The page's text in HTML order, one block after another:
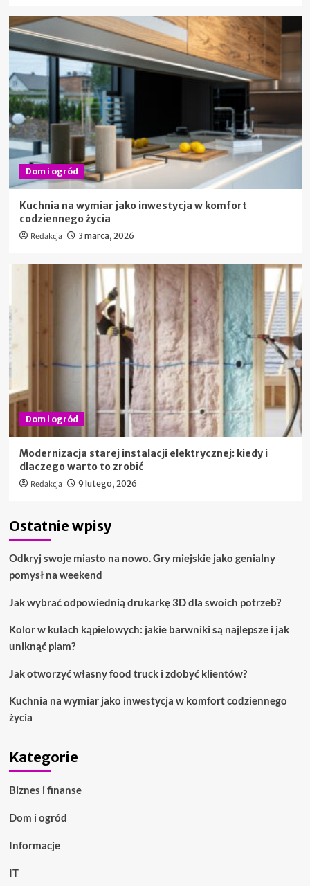
Dom i ogród
Kuchnia na wymiar jako inwestycja w komfort
codziennego życia
Redakcja 3 marca, 2026
Dom i ogród
Modernizacja starej instalacji elektrycznej: kiedy i
dlaczego warto to zrobić
Redakcja 9 lutego, 2026
Ostatnie wpisy
Odkryj swoje miasto na nowo. Gry miejskie jako genialny
pomysł na weekend
Jak wybrać odpowiednią drukarkę 3D dla swoich potrzeb?
Kolor w kulach kąpielowych: jakie barwniki są najlepsze i jak
uniknąć plam?
Jak otworzyć własny food truck i zdobyć klientów?
Kuchnia na wymiar jako inwestycja w komfort codziennego
życia
Kategorie
Biznes i finanse
Dom i ogród
Informacje
IT